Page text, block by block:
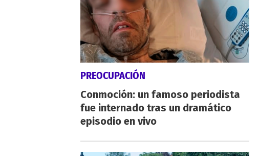
PREOCUPACIÓN
Conmoción: un famoso periodista
fue internado tras un dramático
episodio en vivo